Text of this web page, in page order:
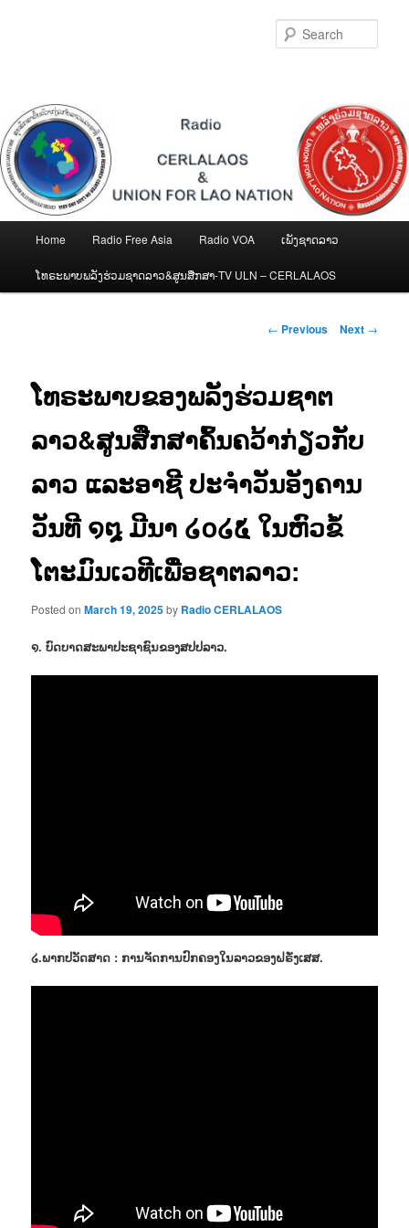
Home Radio Free Asia Radio VOA ເພັງຊາດລາວ
ໂທຣະພາບພລັງຮ່ວມຊາດລາວ&ສູນສືກສາ-TV ULN – CERLALAOS
Post
← Previous Next →
ໂທຣະພາບຂອງພລັງຮ່ວມຊາຕ
ລາວ&ສູນສືກສາຄົ້ນຄວ້າກ່ຽວກັບ
ລາວ ແລະອາຊີ ປະຈຳວັນອັງຄານ
ວັນທີ ໑໘ ມີນາ ໒໐໒໕ ໃນຫົວຂໍ້
ໂຕະມົນເວທີເພື່ອຊາຕລາວ:
Posted onMarch 19, 2025by Radio CERLALAOS
໑. ບົດບາດສະພາປະຊາຊົນຂອງສປປລາວ.
໒.ພາກປວັດສາດ : ການຈັດການປົກຄອງໃນລາວຂອງຝຣັ່ງເສສ.